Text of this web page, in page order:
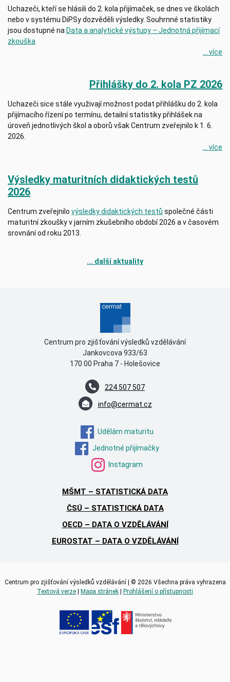
Uchazeči, kteří se hlásili do 2. kola přijímaček, se dnes ve školách
nebo v systému DiPSy dozvěděli výsledky. Souhrnné statistiky
jsou dostupné na Data a analytické výstupy – Jednotná přijímací
zkouška
... více
Přihlášky do 2. kola PZ 2026
Uchazeči sice stále využivají možnost podat přihlášku do 2. kola
přijímacího řízení po termínu, detailní statistiky přihlášek na
úroveň jednotlivých škol a oborů však Centrum zveřejnilo k 1. 6.
2026.
... více
Výsledky maturitních didaktických testů
2026
Centrum zveřejnilo výsledky didaktických testů společné části
maturitní zkoušky v jarním zkušebního období 2026 a v časovém
srovnání od roku 2013.
... další aktuality
Centrum pro zjišťování výsledků vzdělávání
Jankovcova 933/63
170 00 Praha 7 - Holešovice
224 507 507
info@cermat.cz
Udělám maturitu
Jednotné přijímačky
Instagram
MŠMT – STATISTICKÁ DATA
ČSÚ – STATISTICKÁ DATA
OECD – DATA O VZDĚLÁVÁNÍ
EUROSTAT – DATA O VZDĚLÁVÁNÍ
Centrum pro zjišťování výsledků vzdělávání | © 2026 Všechna práva vyhrazena
Textová verze | Mapa stránek | Prohlášení o přístupnosti